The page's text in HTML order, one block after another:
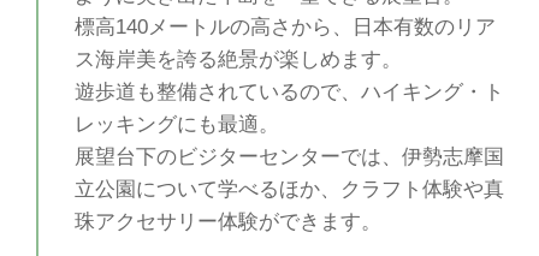
標高140メートルの高さから、日本有数のリア
ス海岸美を誇る絶景が楽しめます。
遊歩道も整備されているので、ハイキング・ト
レッキングにも最適。
展望台下のビジターセンターでは、伊勢志摩国
立公園について学べるほか、クラフト体験や真
珠アクセサリー体験ができます。